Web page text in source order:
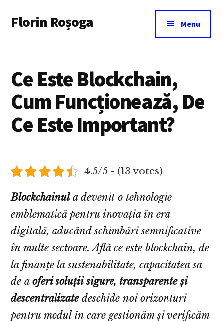
main
menu
Florin Roșoga Menu
Ce Este Blockchain,
Cum Funcționează, De
Ce Este Important?
4.5/5 - (13 votes)
Blockchainula devenit o tehnologie
emblematică pentru inovația în era
digitală, aducând schimbări semnificative
în multe sectoare. Află ce este blockchain, de
la finanțe la sustenabilitate, capacitatea sa
de aoferi soluții sigure, transparente și
descentralizatedeschide noi orizonturi
pentru modul în care gestionăm și verificăm